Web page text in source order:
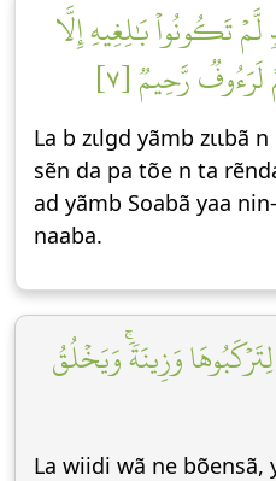
تَكُونُواْ بَٰلِغِيهِ إِلَّا
رَّحِيمٞ [٧]
La b zɩlgd yãmb zɩɩbã
sẽn da pa tõe n ta
ad yãmb Soabã yaa
naaba.
وَزِينَةٗۚ وَيَخۡلُقُ
La wiidi wã ne bõensã,